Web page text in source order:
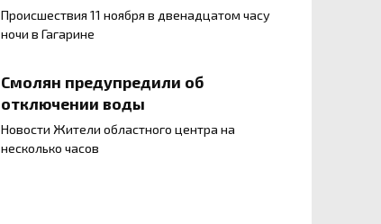
Происшествия 11 ноября в двенадцатом часу
ночи в Гагарине
Смолян предупредили об
отключении воды
Новости Жители областного центра на
несколько часов